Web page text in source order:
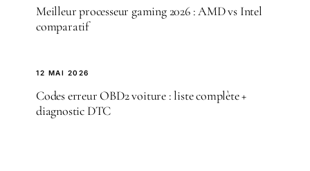
Meilleur processeur gaming 2026 : AMD vs Intel
comparatif
12 MAI 2026
Codes erreur OBD2 voiture : liste complète +
diagnostic DTC